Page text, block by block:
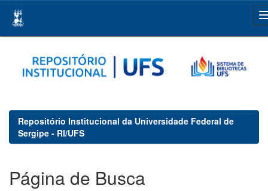
navigation
Repositório Institucional da Universidade Federal de
Sergipe - RI/UFS
Página de Busca